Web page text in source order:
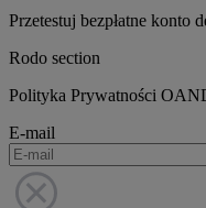
Przetestuj bezpłatne
Rodo section
Polityka Prywatności
E-mail